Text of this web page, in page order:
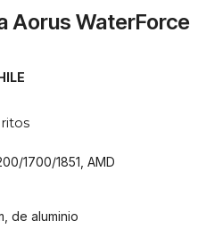
Aorus WaterForce
1700/1851, AMD
de aluminio